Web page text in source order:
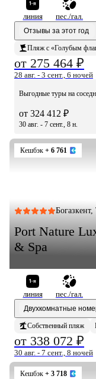
линия пес./гал.
Отзывы за этот год
Пляж с «Голубым
от 275 464 ₽
28 авг. - 3 сент., 6 ночей
Выгодные туры на
от 324 412 ₽
30 авг. - 7 сент., 8 н.
Кешбэк + 6 761
Port Nature
& Spa
линия пес./гал.
Двухкомнатные
Собственный пляж
от 338 072 ₽
30 авг. - 7 сент., 8 ночей
Кешбэк + 3 718